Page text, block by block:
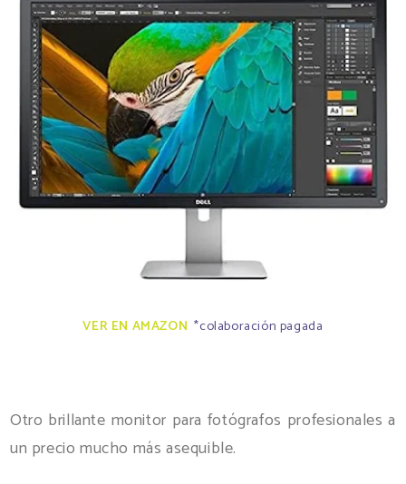
VER EN AMAZON *colaboración pagada
Otro brillante monitor para fotógrafos profesionales a
un precio mucho más asequible.